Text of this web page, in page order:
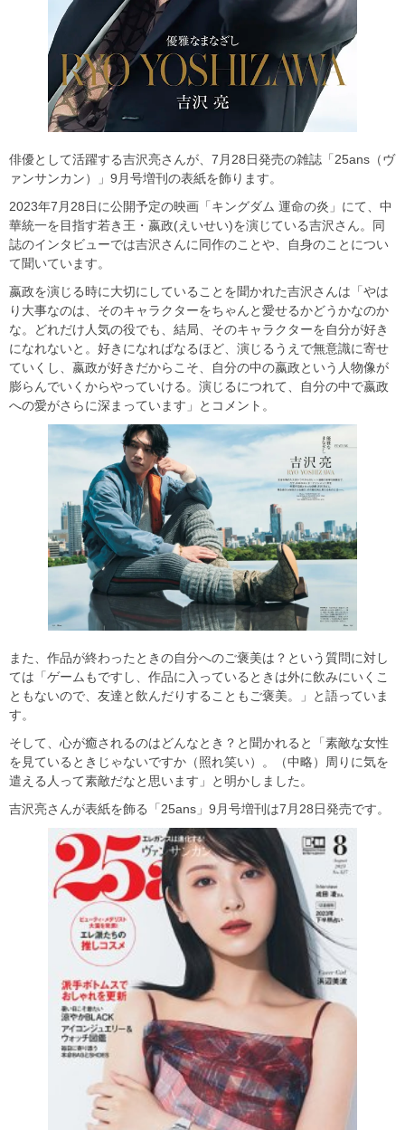
俳優として活躍する吉沢亮さんが、7月28日発売の雑誌「25ans（ヴ
ァンサンカン）」9月号増刊の表紙を飾ります。
2023年7月28日に公開予定の映画「キングダム 運命の炎」にて、中
華統一を目指す若き王・嬴政(えいせい)を演じている吉沢さん。同
誌のインタビューでは吉沢さんに同作のことや、自身のことについ
て聞いています。
嬴政を演じる時に大切にしていることを聞かれた吉沢さんは「やは
り大事なのは、そのキャラクターをちゃんと愛せるかどうかなのか
な。どれだけ人気の役でも、結局、そのキャラクターを自分が好き
になれないと。好きになればなるほど、演じるうえで無意識に寄せ
ていくし、嬴政が好きだからこそ、自分の中の嬴政という人物像が
膨らんでいくからやっていける。演じるにつれて、自分の中で嬴政
への愛がさらに深まっています」とコメント。
また、作品が終わったときの自分へのご褒美は？という質問に対し
ては「ゲームもですし、作品に入っているときは外に飲みにいくこ
ともないので、友達と飲んだりすることもご褒美。」と語っていま
す。
そして、心が癒されるのはどんなとき？と聞かれると「素敵な女性
を見ているときじゃないですか（照れ笑い）。（中略）周りに気を
遣える人って素敵だなと思います」と明かしました。
吉沢亮さんが表紙を飾る「25ans」9月号増刊は7月28日発売です。